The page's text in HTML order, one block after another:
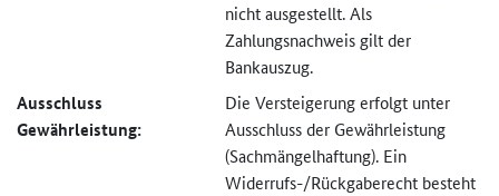
nicht ausgestellt. Als
Zahlungsnachweis gilt der
Bankauszug.
Ausschluss
Gewährleistung:
Die Versteigerung erfolgt unter
Ausschluss der Gewährleistung
(Sachmängel­haftung). Ein
Widerrufs-/Rückgaberecht besteht